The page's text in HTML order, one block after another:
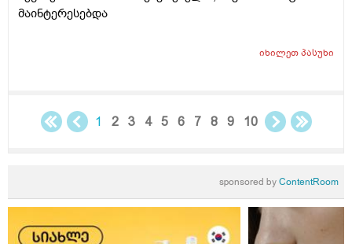
მაინტერესებდა
იხილეთპასუხი
1 2 3 4 5 6 7 8 9 10
sponsored byContentRoom